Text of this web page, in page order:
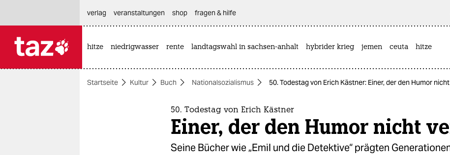
themen
verlag
veranstaltungen shop fragen & hilfe
hitze niedrigwasser rente landtagswahl in sachsen-anhalt hybrider krieg jemen ceuta hitze
Startseite Kultur Buch Nationalsozialismus 50. Todestag von Erich Kästner: Einer, der den Humor
50. Todestag von Erich Kästner
Einer, der den Humor nicht
Seine Bücher wie „Emil und die Detektive“ prägten